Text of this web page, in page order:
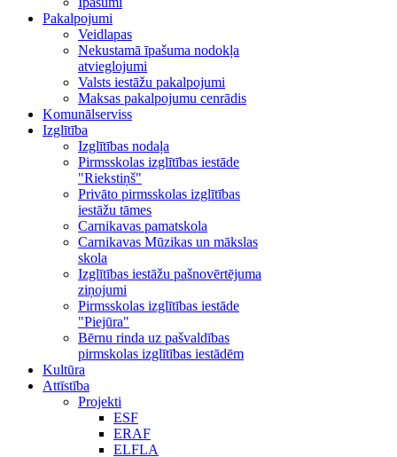
Pakalpojumi
Veidlapas
Nekustamā īpašuma nodokļa
atvieglojumi
Valsts iestāžu pakalpojumi
Maksas pakalpojumu cenrādis
Komunālserviss
Izglītība
Izglītības nodaļa
Pirmsskolas izglītības iestāde
"Riekstiņš"
Privāto pirmsskolas izglītības
iestāžu tāmes
Carnikavas pamatskola
Carnikavas Mūzikas un mākslas
skola
Izglītības iestāžu pašnovērtējuma
ziņojumi
Pirmsskolas izglītības iestāde
"Piejūra"
Bērnu rinda uz pašvaldības
pirmskolas izglītības iestādēm
Kultūra
Attīstība
Projekti
ESF
ERAF
ELFLA